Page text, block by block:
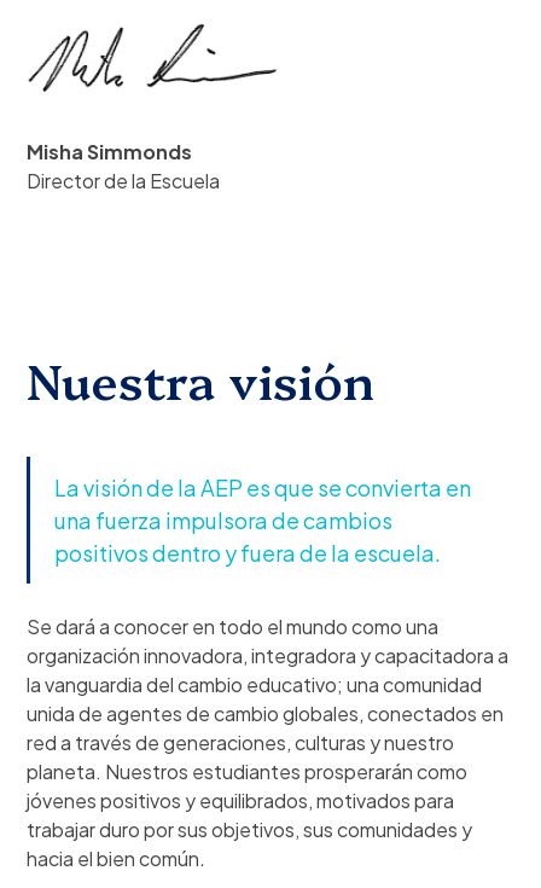
Misha Simmonds
Director de la Escuela
Nuestra visión
La visión de la AEP es que se convierta en
una fuerza impulsora de cambios
positivos dentro y fuera de la escuela.
Se dará a conocer en todo el mundo como una
organización innovadora, integradora y capacitadora a
la vanguardia del cambio educativo; una comunidad
unida de agentes de cambio globales, conectados en
red a través de generaciones, culturas y nuestro
planeta. Nuestros estudiantes prosperarán como
jóvenes positivos y equilibrados, motivados para
trabajar duro por sus objetivos, sus comunidades y
hacia el bien común.‍